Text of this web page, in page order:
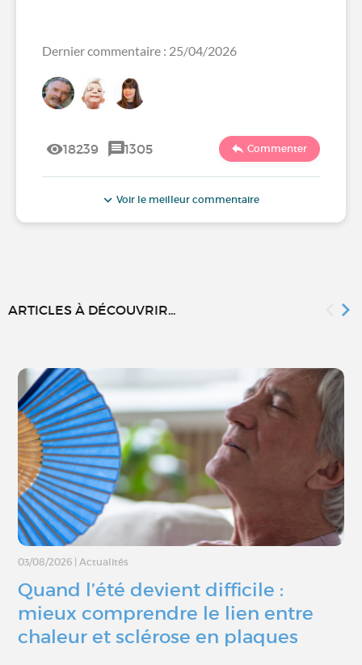
Dernier commentaire : 25/04/2026
18239 1305 Commenter
Voir le meilleur commentaire
ARTICLES À DÉCOUVRIR...
03/08/2026 | Actualités
Quand l’été devient difficile :
mieux comprendre le lien entre
chaleur et sclérose en plaques